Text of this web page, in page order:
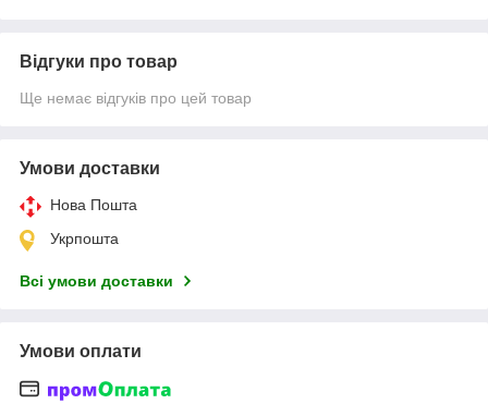
Відгуки про товар
Ще немає відгуків про цей товар
Умови доставки
Нова Пошта
Укрпошта
Всі умови доставки
Умови оплати